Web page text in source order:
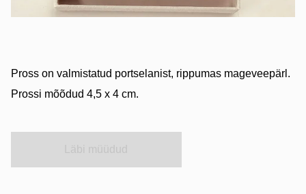
Pross on valmistatud portselanist, rippumas mageveepärl.
Prossi mõõdud 4,5 x 4 cm.